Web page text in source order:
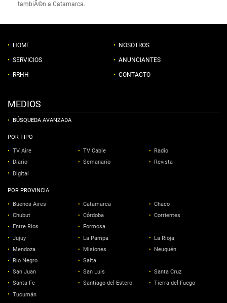
tambiÃ©n a Catamarca.
HOME NOSOTROS
SERVICIOS ANUNCIANTES
RRHH CONTACTO
MEDIOS
BÚSQUEDA AVANZADA
POR TIPO
TV Aire TV Cable
Radio
Diario
Semanario
Revista
Digital
POR PROVINCIA
Buenos Aires Catamarca
Chaco
Chubut
Córdoba
Corrientes
Entre Ríos
Formosa
Jujuy
La Pampa
La Rioja
Mendoza
Misiones
Neuquén
Río Negro
Salta
San Juan
San Luis
Santa Cruz
Santa Fe
Santiago del Estero
Tierra del Fuego
Tucumán